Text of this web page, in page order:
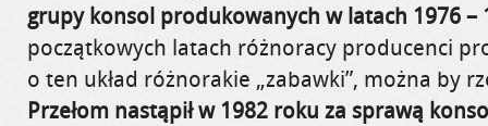
grupy konsol produkowanych w latach 1976 –
początkowych latach różnoracy producenci
o ten układ różnorakie „zabawki”, można by
Przełom nastąpił w 1982 roku za sprawą